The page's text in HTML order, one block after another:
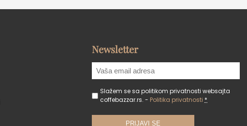
Newsletter
Slažem se sa politikom privatnosti websajta
coffebazzar.rs. - Politika privatnosti *